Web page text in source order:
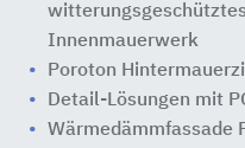
Innenmauerwerk
Poroton
Detail-Lösungen mit
Wärmedämmfassade